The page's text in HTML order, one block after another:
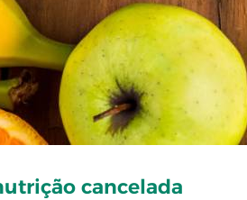
cancelada